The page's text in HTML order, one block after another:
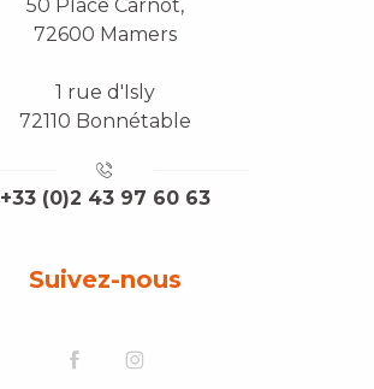
50 Place Carnot,
72600 Mamers
1 rue d'Isly
72110 Bonnétable
+33 (0)2 43 97 60 63
Suivez-nous